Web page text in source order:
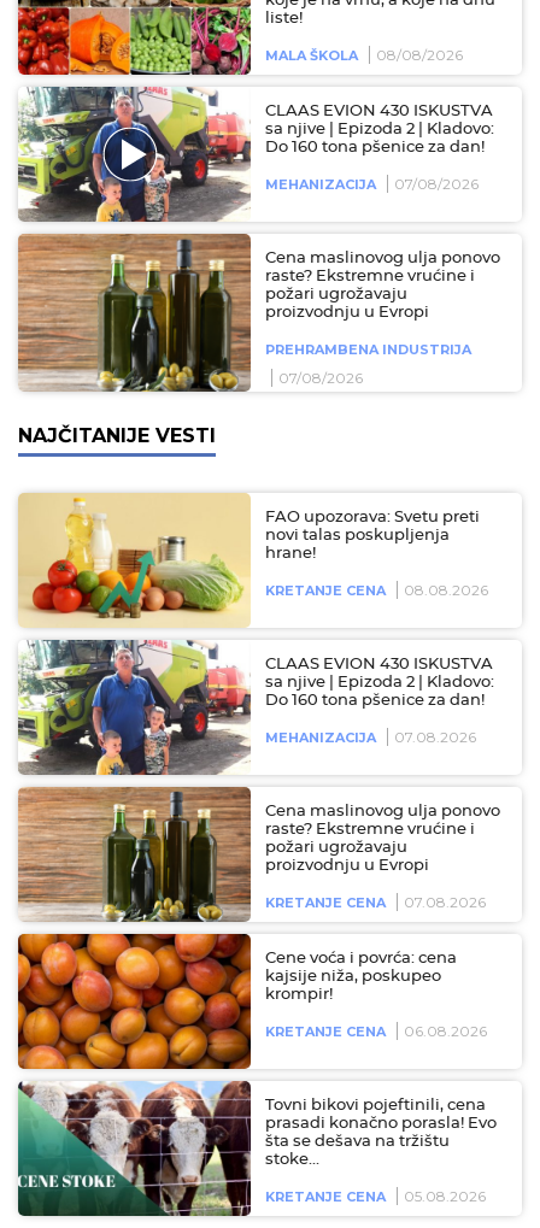
liste!
MALA ŠKOLA 08/08/2026
CLAAS EVION 430 ISKUSTVA
sa njive | Epizoda 2 | Kladovo:
Do 160 tona pšenice za dan!
MEHANIZACIJA 07/08/2026
Cena maslinovog ulja ponovo
raste? Ekstremne vrućine i
požari ugrožavaju
proizvodnju u Evropi
PREHRAMBENA INDUSTRIJA
07/08/2026
NAJČITANIJE VESTI
FAO upozorava: Svetu preti
novi talas poskupljenja
hrane!
KRETANJE CENA 08.08.2026
CLAAS EVION 430 ISKUSTVA
sa njive | Epizoda 2 | Kladovo:
Do 160 tona pšenice za dan!
MEHANIZACIJA 07.08.2026
Cena maslinovog ulja ponovo
raste? Ekstremne vrućine i
požari ugrožavaju
proizvodnju u Evropi
KRETANJE CENA 07.08.2026
Cene voća i povrća: cena
kajsije niža, poskupeo
krompir!
KRETANJE CENA 06.08.2026
Tovni bikovi pojeftinili, cena
prasadi konačno porasla! Evo
šta se dešava na tržištu
stoke…
KRETANJE CENA 05.08.2026